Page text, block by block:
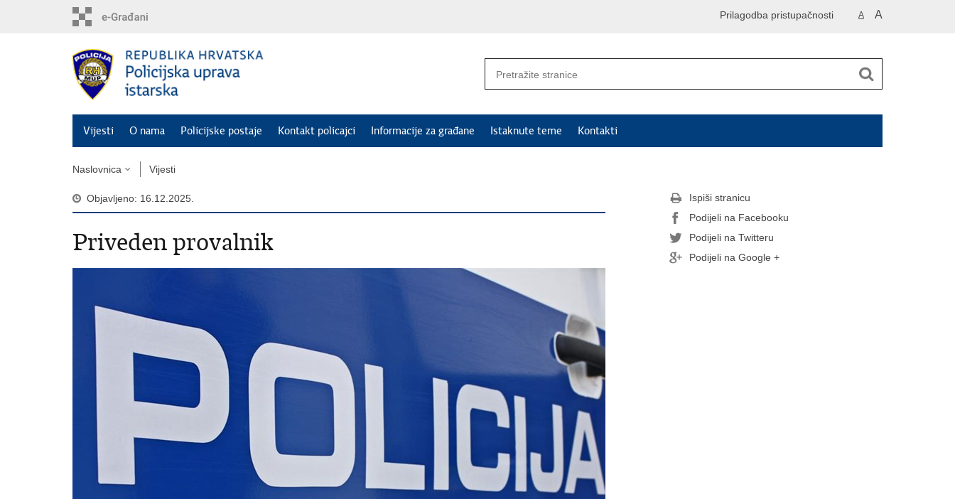
A A
Prilagodba pristupačnosti
Vijesti O nama Policijske postaje Kontakt policajci Informacije za građane Istaknute teme Kontakti
Naslovnica Vijesti
Objavljeno: 16.12.2025.
Priveden provalnik
Ispiši stranicu
Podijeli na Facebooku
Podijeli na Twitteru
Podijeli na Google +